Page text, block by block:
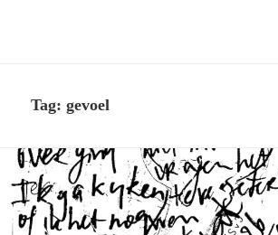
Tag:gevoel